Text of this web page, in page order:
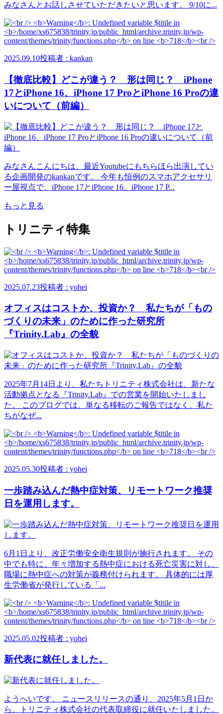
みなさんとお話しさせていただきたいと思います。 9/10に...
2025.09.10投稿者 : kankan
【徹底比較】どこが違う？ 形は同じ？ iPhone
17とiPhone 16、iPhone 17 ProとiPhone 16 Proの違
いについて（前編）
みなさんこんにちは、最近Youtubeにもちらほら出演してい
る企画開発のkankanです。 今年も恒例のスマホアクセサリ
ー屋視点で、iPhone 17とiPhone 16、iPhone 17 P...
もっと見る
トリニティ特集
2025.07.23投稿者 : yohei
オフィスはコストか、投資か？ 私たちが「もの
づくりの未来」のために作った研究所
『Trinity.Lab』の全貌
2025年7月14日より、私たちトリニティ株式会社は、新たな
活動拠点となる『Trinity.Lab』での営業を開始いたしまし
た。 このブログでは、単なる移転のご報告ではなく、私た
ちがなぜ...
2025.05.30投稿者 : yohei
一歩踏み込んだ熱中症対策、リモートワーク推奨
日を運用します。
6月1日より、改正労働安全衛生規則が施行されます。 その
中でも特に、年々増加する熱中症における死亡災害に対し、
職場に熱中症への対策が義務付けられます。 具体的には厚
生労働省が発行している「...
2025.05.02投稿者 : yohei
新代表に就任しました。
ようへいです。 ニュースリリースの通り、2025年5月1日か
ら、トリニティ株式会社の代表取締役に就任いたしました。